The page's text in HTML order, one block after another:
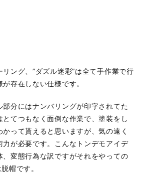
リング、”ダズル迷彩”は全て手作業で行
存在しない仕様です。
部分にはナンバリングが印字されてた
とてつもなく面倒な作業で、塗装をし
って貰えると思いますが、気の遠く
力が必要です。こんなトンデモアイデ
、変態行為な訳ですがそれをやっての
帽です。